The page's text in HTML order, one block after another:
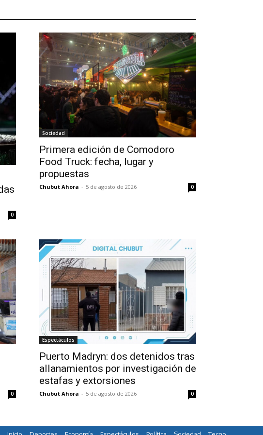
0
Sociedad
Primera edición de Comodoro
Food Truck: fecha, lugar y
propuestas
Chubut Ahora - 5 de agosto de 2026 0
0
Espectáculos
Puerto Madryn: dos detenidos tras
allanamientos por investigación de
estafas y extorsiones
Chubut Ahora - 5 de agosto de 2026 0